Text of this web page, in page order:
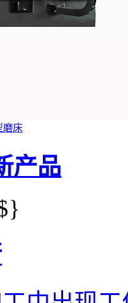
磨床
产品